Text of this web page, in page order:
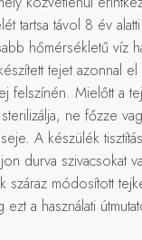
tartsa távol 8 év
hőmérsékletű víz
tejet azonnal
felszínén. Mielőtt a
ne főzze
A készülék
durva szivacsokat
módosított
a használati